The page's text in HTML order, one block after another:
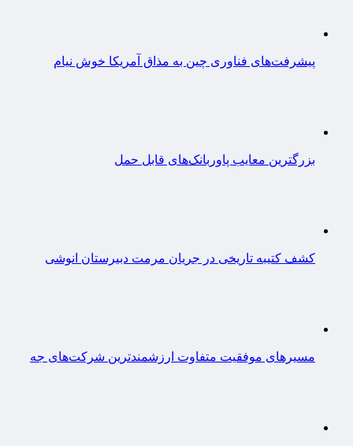
پیشرفت‌های فناوری چین به مذاق آمریکا خوش نیام
بزرگترین معایب پاوربانک‌های قابل حمل
کشف کتیبه تاریخی در جریان مرمت دبیرستان انوشی
مسیرهای موفقیت متفاوت ارزشمندترین شرکت‌های جه